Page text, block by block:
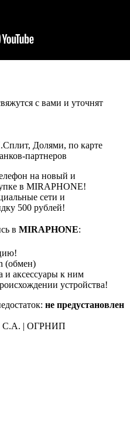
с вами и уточнят
Долями, по карте
партнеров
на новый и
в MIRAPHONE!
сети и
500 рублей!
в MIRAPHONE:
(обмен)
и аксессуары к ним
устройства!
не предустановлен
С.А. | ОГРНИП